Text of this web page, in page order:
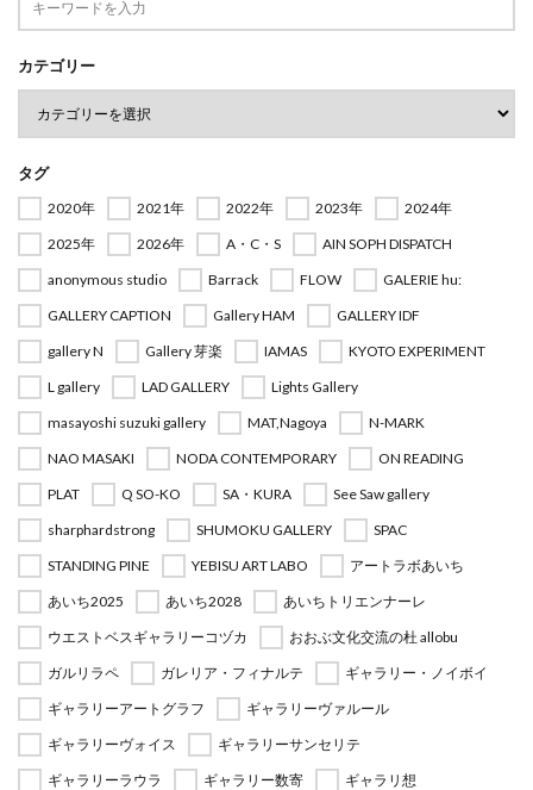
カテゴリー
タグ
2020年 2021年 2022年 2023年
2024年
2025年
2026年 A・C・S
AIN SOPH DISPATCH
anonymous studio
Barrack FLOW
GALERIE hu:
GALLERY CAPTION
Gallery HAM
GALLERY IDF
gallery N
Gallery 芽楽 IAMAS
KYOTO EXPERIMENT
L gallery
LAD GALLERY
Lights Gallery
masayoshi suzuki gallery
MAT,Nagoya
N-MARK
NAO MASAKI
NODA CONTEMPORARY
ON READING
PLAT
Q SO-KO SA・KURA
See Saw gallery
sharphardstrong
SHUMOKU GALLERY
SPAC
STANDING PINE
YEBISU ART LABO
アートラボあいち
あいち2025
あいち2028
あいちトリエンナーレ
ウエストベスギャラリーコヅカ
おおぶ文化交流の杜 allobu
ガルリラペ
ガレリア・フィナルテ
ギャラリー・ノイボイ
ギャラリーアートグラフ
ギャラリーヴァルール
ギャラリーヴォイス
ギャラリーサンセリテ
ギャラリーラウラ
ギャラリー数寄
ギャラリ想